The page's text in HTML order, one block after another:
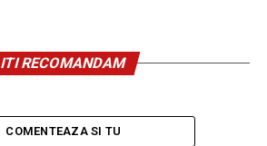
ITI RECOMANDAM
COMENTEAZA SI TU